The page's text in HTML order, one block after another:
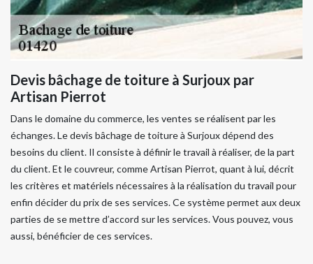
Devis bâchage de toiture à Surjoux par
Artisan Pierrot
Dans le domaine du commerce, les ventes se réalisent par les
échanges. Le devis bâchage de toiture à Surjoux dépend des
besoins du client. Il consiste à définir le travail à réaliser, de la part
du client. Et le couvreur, comme Artisan Pierrot, quant à lui, décrit
les critères et matériels nécessaires à la réalisation du travail pour
enfin décider du prix de ses services. Ce système permet aux deux
parties de se mettre d’accord sur les services. Vous pouvez, vous
aussi, bénéficier de ces services.